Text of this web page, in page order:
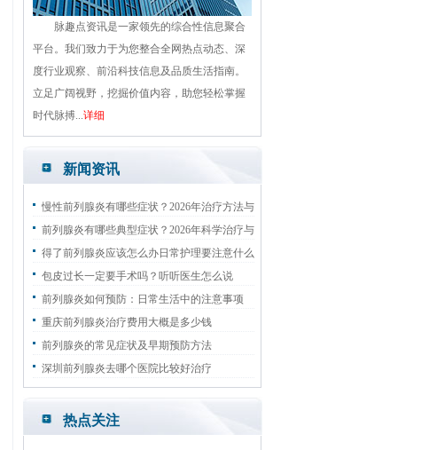
脉趣点资讯是一家领先的综合性信息聚合
平台。我们致力于为您整合全网热点动态、深
度行业观察、前沿科技信息及品质生活指南。
立足广阔视野，挖掘价值内容，助您轻松掌握
时代脉搏... 详细
新闻资讯
慢性前列腺炎有哪些症状？2026年治疗方法与
日常预防指南
前列腺炎有哪些典型症状？2026年科学治疗与
预防复发指南
得了前列腺炎应该怎么办日常护理要注意什么
包皮过长一定要手术吗？听听医生怎么说
前列腺炎如何预防：日常生活中的注意事项
重庆前列腺炎治疗费用大概是多少钱
前列腺炎的常见症状及早期预防方法
深圳前列腺炎去哪个医院比较好治疗
热点关注